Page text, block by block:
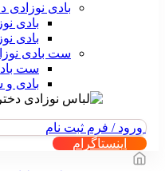
بادی نوزادی
بادی
بادی
ست بادی
ست
بادی و
ورود / فرم ثبت نام
اینستاگرام